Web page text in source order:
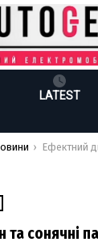
LATEST
Ефектний дизайн та сонячні панелі на даху: чим
сонячні